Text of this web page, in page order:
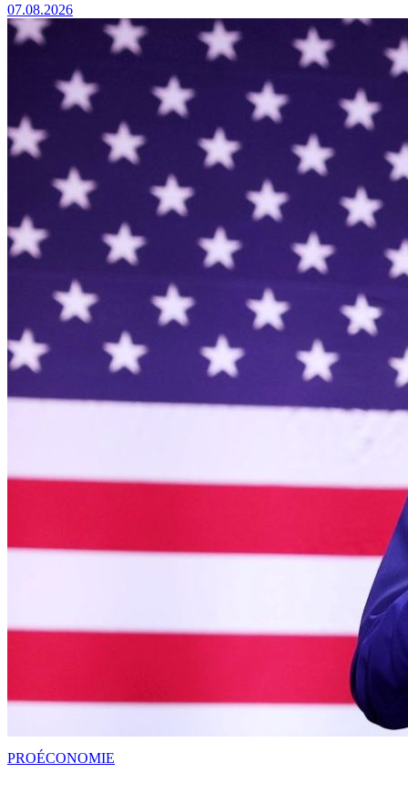
07.08.2026
PROÉCONOMIE